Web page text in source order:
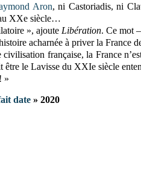
Aron, ni Castoriadis, ni
XXe siècle…
», ajoute Libération. Ce mot
acharnée à priver la France
civilisation française, la France
être le Lavisse du XXIe siècle
»
date » 2020